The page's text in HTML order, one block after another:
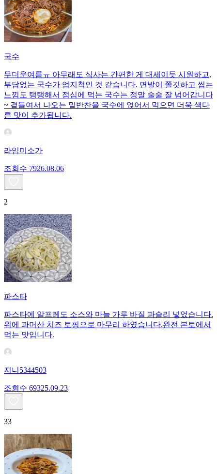
국수
무더운여름ㅠ 아무래도 식사는 간편한 게 대세이듯 시원하고,
부담없는 국수가 엄지척인 것 같습니다. 면발이 쫄깃하고 씹는
느낌도 탱탱해서 점심에 먹는 국수는 정말 술술 잘 넘어갑니다
~ 곁들여서 나오는 밑반찬을 국수에 얹어서 먹으면 더욱 색다
른 맛이 추가됩니다.
라임미소가
조회수 7926.08.06
2
파스타
파스타에 알프레도 소스와 마늘 가루 바질 파슬리 넣었습니다.
위에 파머산 치즈 토핑으로 마무리 하였습니다.완전 본토에서
먹는 맛입니다.
지니5344503
조회수 69325.09.23
33